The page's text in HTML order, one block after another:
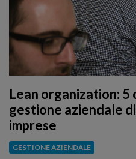
Lean organization: 5
gestione aziendale
imprese
GESTIONE AZIENDALE